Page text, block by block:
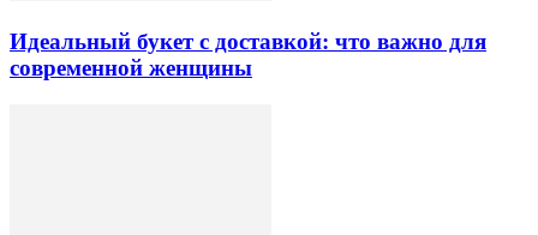
Идеальный букет с доставкой: что важно для
современной женщины